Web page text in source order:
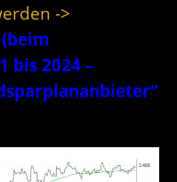
->
(beim
bis 2024 –